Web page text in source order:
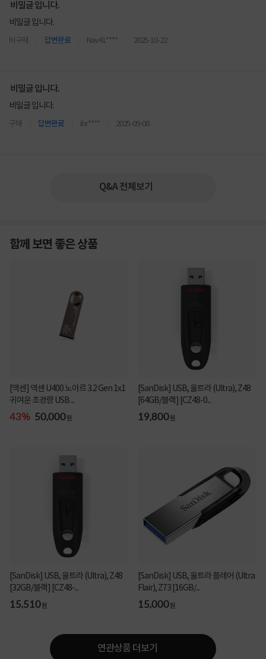
비밀글 입니다.
비밀글 입니다.
비구매 답변완료 Nav41**** 2025-10-22
비밀글 입니다.
비밀글 입니다.
구매 답변완료 ibr**** 2025-09-08
Q&A 전체보기
함께 보면 좋은 상품
[액센] 액센 U400 노아르 3.2 Gen 1x1
귀여운 초경량 USB ...
43% 50,000원
[SanDisk] USB, 울트라 (Ultra), Z48
[64GB/블랙] [CZ48-0...
19,800원
[SanDisk] USB, 울트라 (Ultra), Z48
[32GB/블랙] [CZ48-...
15,510원
[SanDisk] USB, 울트라 플레어 (Ultra
Flair), Z73 [16GB/...
15,000원
연관상품 더보기